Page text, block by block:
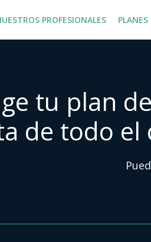
PROFESIONALES PLANES
tu plan de
de todo el